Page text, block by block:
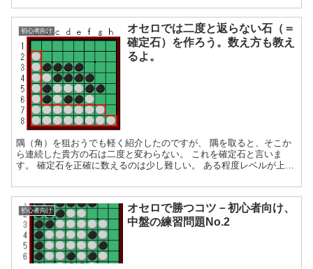
初心者向け
オセロでは二度と返らない石（＝
確定石）を作ろう。数え方も教え
るよ。
隅（角）を狙おうでも軽く紹介したのですが、 隅を取ると、そこか
ら連続した貴方の石は二度と変わらない。 これを確定石と言いま
す。 確定石を正確に数えるのは少し難しい。 ある程度レベルが上が
初心者向け
オセロで勝つコツ－初心者向け、
中盤の練習問題No.2